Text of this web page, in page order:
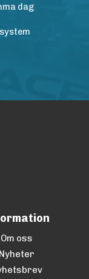
dag
Om oss
Nyheter